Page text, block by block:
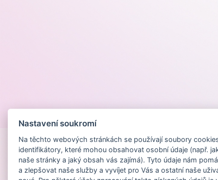
Nastavení soukromí
Na těchto webových stránkách se používají soubory
identifikátory, které mohou obsahovat osobní údaje (např.
naše stránky a jaký obsah vás zajímá). Tyto údaje nám
a zlepšovat naše služby a vyvíjet pro Vás a ostatní naše